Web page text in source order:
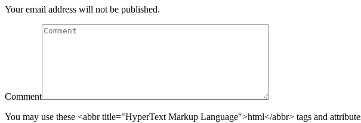
Your email address will not be published.
Comment
You may use these <abbr title="HyperText Markup Language">html</abbr> tags and